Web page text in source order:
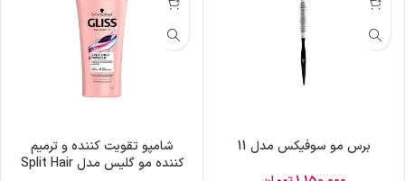
برس مو سوفیکس مدل 11
شامپو تقویت کننده و ترمیم
کننده مو گلیس مدل Split Hair